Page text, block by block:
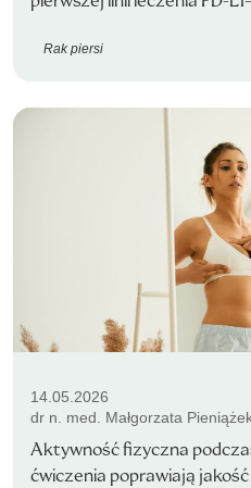
Rak piersi
14.05.2026
dr n. med. Małgorzata
Aktywność fizyczna
ćwiczenia poprawiają